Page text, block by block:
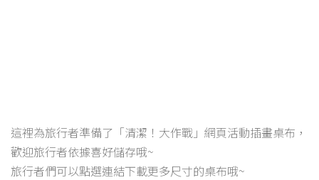
這裡為旅行者準備了「清潔！大作戰」網頁活動插畫桌布，
歡迎旅行者依據喜好儲存哦~
旅行者們可以點選連結下載更多尺寸的桌布哦~